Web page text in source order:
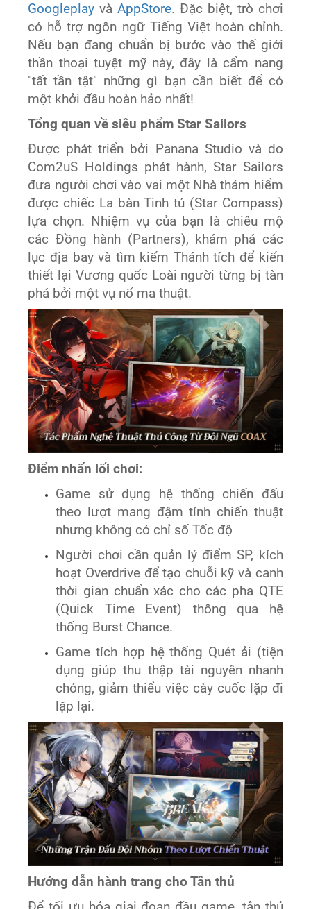
Googleplay vàAppStore. Đặc biệt, trò chơi
có hỗ trợ ngôn ngữ Tiếng Việt hoàn chỉnh.
Nếu bạn đang chuẩn bị bước vào thế giới
thần thoại tuyệt mỹ này, đây là cẩm nang
"tất tần tật" những gì bạn cần biết để có
một khởi đầu hoàn hảo nhất!
Tổng quan về siêu phẩm Star Sailors
Được phát triển bởi Panana Studio và do
Com2uS Holdings phát hành, Star Sailors
đưa người chơi vào vai một Nhà thám hiểm
được chiếc La bàn Tinh tú (Star Compass)
lựa chọn. Nhiệm vụ của bạn là chiêu mộ
các Đồng hành (Partners), khám phá các
lục địa bay và tìm kiếm Thánh tích để kiến
thiết lại Vương quốc Loài người từng bị tàn
phá bởi một vụ nổ ma thuật.
Điểm nhấn lối chơi:
Game sử dụng hệ thống chiến đấu
theo lượt mang đậm tính chiến thuật
nhưng không có chỉ số Tốc độ
Người chơi cần quản lý điểm SP, kích
hoạt Overdrive để tạo chuỗi kỹ và canh
thời gian chuẩn xác cho các pha QTE
(Quick Time Event) thông qua hệ
thống Burst Chance.
Game tích hợp hệ thống Quét ải (tiện
dụng giúp thu thập tài nguyên nhanh
chóng, giảm thiểu việc cày cuốc lặp đi
lặp lại.
Hướng dẫn hành trang cho Tân thủ